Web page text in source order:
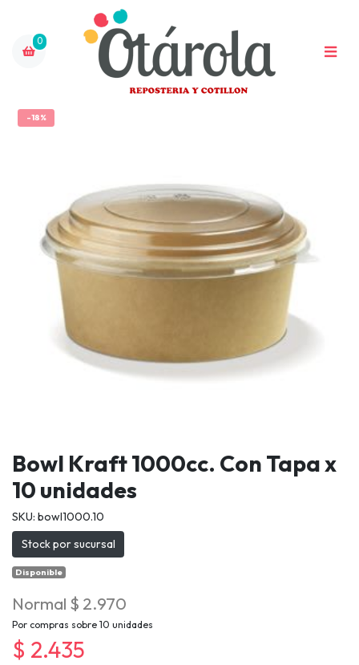
0
-18%
Bowl Kraft 1000cc. Con Tapa x
10 unidades
SKU: bowl1000.10
Stock por sucursal
Disponible
Normal $ 2.970
Por compras sobre 10 unidades
$ 2.435